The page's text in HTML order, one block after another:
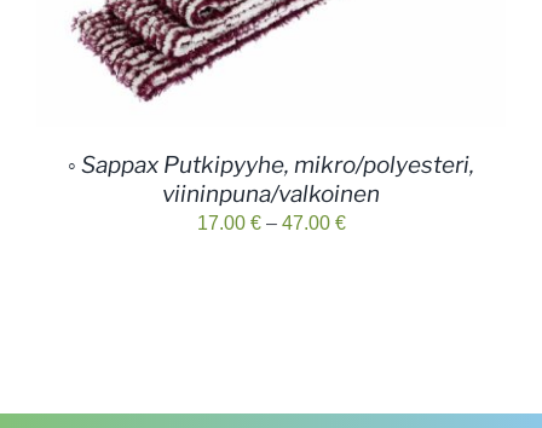
◦ Sappax Putkipyyhe, mikro/polyesteri,
viininpuna/valkoinen
17.00 € – 47.00 €Hintaluokka: